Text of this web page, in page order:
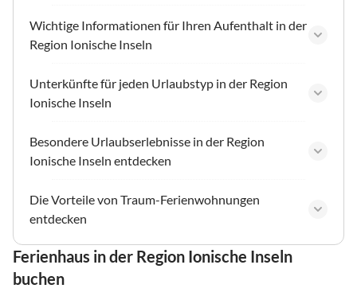
Wichtige Informationen für Ihren Aufenthalt in der
Region Ionische Inseln
Unterkünfte für jeden Urlaubstyp in der Region
Ionische Inseln
Besondere Urlaubserlebnisse in der Region
Ionische Inseln entdecken
Die Vorteile von Traum-Ferienwohnungen
entdecken
Ferienhaus in der Region Ionische Inseln
buchen